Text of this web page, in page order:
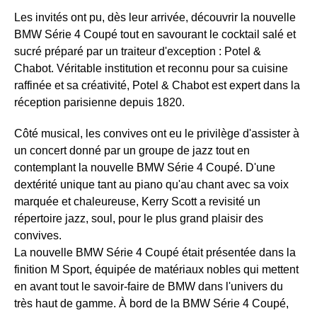
Les invités ont pu, dès leur arrivée, découvrir la nouvelle
BMW Série 4 Coupé tout en savourant le cocktail salé et
sucré préparé par un traiteur d'exception : Potel &
Chabot. Véritable institution et reconnu pour sa cuisine
raffinée et sa créativité, Potel & Chabot est expert dans la
réception parisienne depuis 1820.
Côté musical, les convives ont eu le privilège d'assister à
un concert donné par un groupe de jazz tout en
contemplant la nouvelle BMW Série 4 Coupé. D'une
dextérité unique tant au piano qu'au chant avec sa voix
marquée et chaleureuse, Kerry Scott a revisité un
répertoire jazz, soul, pour le plus grand plaisir des
convives.
La nouvelle BMW Série 4 Coupé était présentée dans la
finition M Sport, équipée de matériaux nobles qui mettent
en avant tout le savoir-faire de BMW dans l'univers du
très haut de gamme. À bord de la BMW Série 4 Coupé,